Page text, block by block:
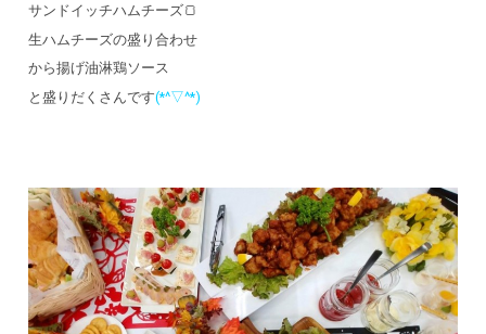
サンドイッチハムチーズ🍞
生ハムチーズの盛り合わせ
から揚げ油淋鶏ソース
と盛りだくさんです(*^▽^*)